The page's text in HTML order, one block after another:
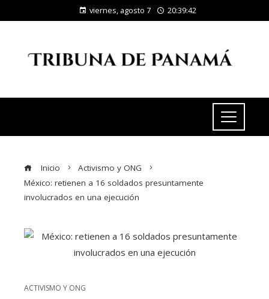
viernes, agosto 7 20:39:42
Inicio
Activismo y ONG
México: retienen a 16 soldados presuntamente
involucrados en una ejecución
ACTIVISMO Y ONG